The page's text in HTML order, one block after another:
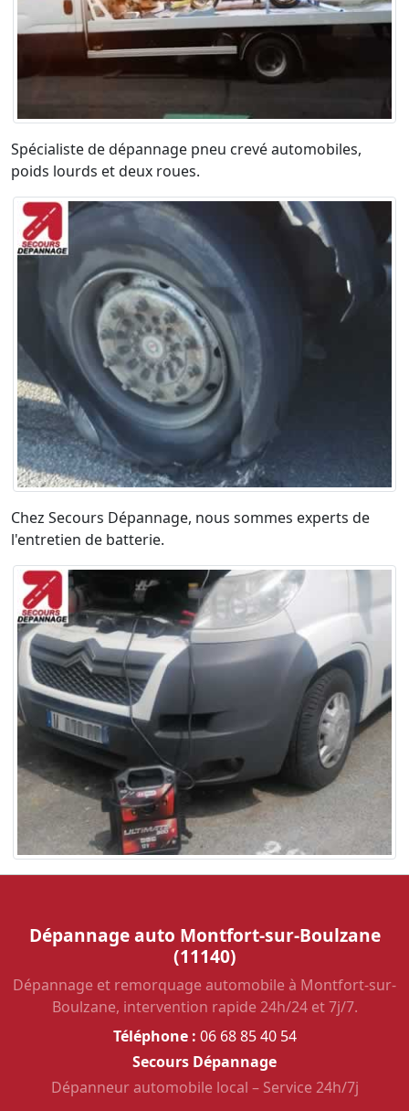
Spécialiste de dépannage pneu crevé automobiles,
poids lourds et deux roues.
Chez Secours Dépannage, nous sommes experts de
l'entretien de batterie.
Dépannage auto Montfort-sur-Boulzane
(11140)
Dépannage et remorquage automobile à Montfort-sur-
Boulzane, intervention rapide 24h/24 et 7j/7.
Téléphone : 06 68 85 40 54
Secours Dépannage
Dépanneur automobile local – Service 24h/7j